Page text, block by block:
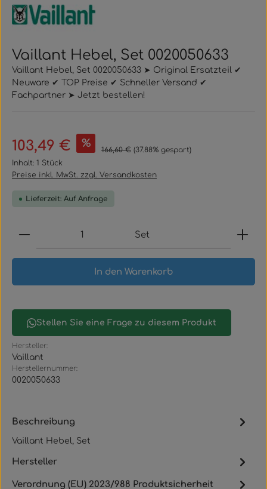
Vaillant Hebel, Set 0020050633
Vaillant Hebel, Set 0020050633 ➤ Original Ersatzteil ✔
Neuware ✔ TOP Preise ✔ Schneller Versand ✔
Fachpartner ➤ Jetzt bestellen!
Verkaufspreis:
103,49 € % Regulärer Preis:
166,60 € (37.88% gespart)
Inhalt: 1 Stück
Preise inkl. MwSt. zzgl. Versandkosten
Lieferzeit: Auf Anfrage
Produkt Anzahl: Gib den gewünschten Wert
Set
In den Warenkorb
Stellen Sie eine Frage zu diesem Produkt
Hersteller:
Vaillant
Herstellernummer:
0020050633
Beschreibung
Vaillant Hebel, Set
Hersteller
Verordnung (EU) 2023/988 Produktsicherheit